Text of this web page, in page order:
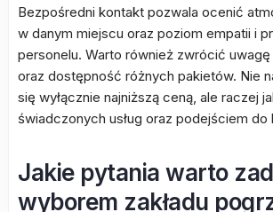
Bezpośredni kontakt pozwala ocenić
w danym miejscu oraz poziom empatii i
personelu. Warto również zwrócić uwagę
oraz dostępność różnych pakietów. Nie
się wyłącznie najniższą ceną, ale raczej
świadczonych usług oraz podejściem do
Jakie pytania warto
wyborem zakładu